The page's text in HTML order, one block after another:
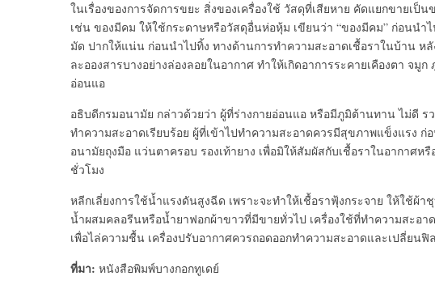
ในเรื่องของการจัดการขยะ สิ่งของเครื่องใช้ วัสดุที่เสียหาย คัดแยกขายเป็
เช่น ของมีคม ให้ใช้กระดาษหรือวัสดุอื่นห่อหุ้ม เขียนว่า “ของมีคม” ก่อนนำ
มัด ปากให้แน่น ก่อนนำไปทิ้ง ทางด้านการทำความสะอาดเชื้อราในบ้าน ห
ละอองสารบางอย่างล่องลอยในอากาศ ทำให้เกิดอาการระคายเคืองตา จมู
อ่อนแอ
อธิบดีกรมอนามัย กล่าวด้วยว่า ผู้ที่ร่างกายอ่อนแอ หรือมีภูมิต้านทาน ไม่ดี ร
ทำความสะอาดเรียบร้อย ผู้ที่เข้าไปทำความสะอาดควรมีสุขภาพแข็งแรง
อนามัยถุงมือ แว่นตาครอบ รองเท้ายาง เพื่อมิให้สัมผัสกับเชื้อราในอากาศ
ชั่วโมง
หลีกเลี่ยงการใช้น้ำแรงดันสูงฉีด เพราะจะทำให้เชื้อราฟุ้งกระจาย ให้ใช้ผ้
น้ำผสมคลอรีนหรือน้ำยาฟอกผ้าขาวที่มีขายทั่วไป เครื่องใช้ที่ทำความสะอ
เพื่อไล่ความชื้น เครื่องปรับอากาศควรถอดออกทำความสะอาดและเปลี่ยนฟิ
ที่มา: หนังสือพิมพ์บางกอกทูเดย์